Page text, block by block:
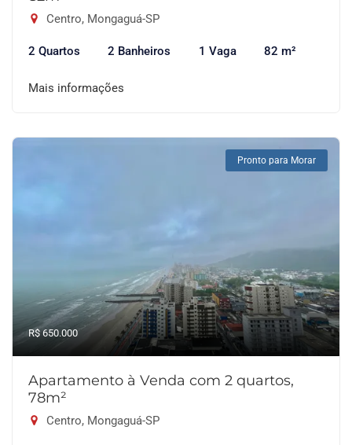
Centro, Mongaguá-SP
2 Quartos 2 Banheiros 1 Vaga 82 m²
Mais informações
Pronto para Morar
R$ 650.000
Apartamento à Venda com 2 quartos,
78m²
Centro, Mongaguá-SP